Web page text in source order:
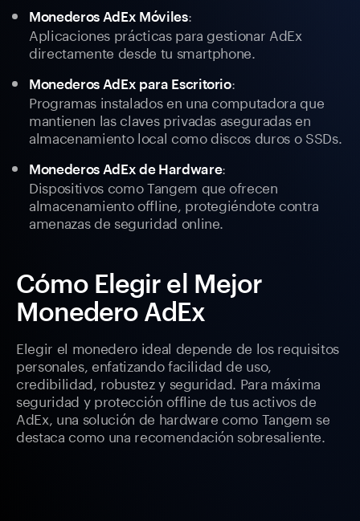
Monederos AdEx Móviles:
Aplicaciones prácticas para gestionar AdEx
directamente desde tu smartphone.
Monederos AdEx para Escritorio:
Programas instalados en una computadora que
mantienen las claves privadas aseguradas en
almacenamiento local como discos duros o SSDs.
Monederos AdEx de Hardware:
Dispositivos como Tangem que ofrecen
almacenamiento offline, protegiéndote contra
amenazas de seguridad online.
Cómo Elegir el Mejor
Monedero AdEx
Elegir el monedero ideal depende de los requisitos
personales, enfatizando facilidad de uso,
credibilidad, robustez y seguridad. Para máxima
seguridad y protección offline de tus activos de
AdEx, una solución de hardware como Tangem se
destaca como una recomendación sobresaliente.